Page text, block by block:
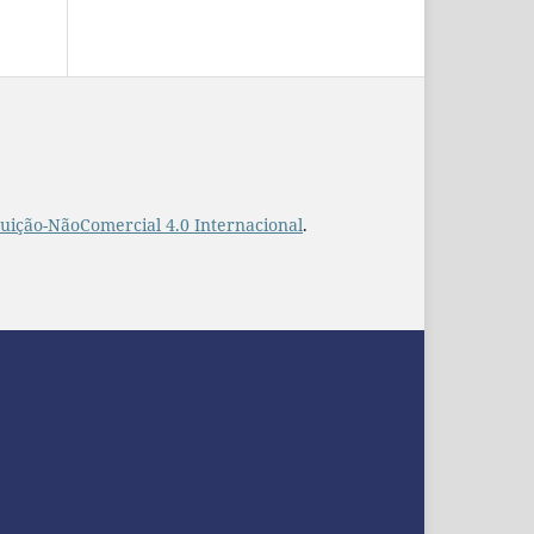
NãoComercial 4.0 Internacional.